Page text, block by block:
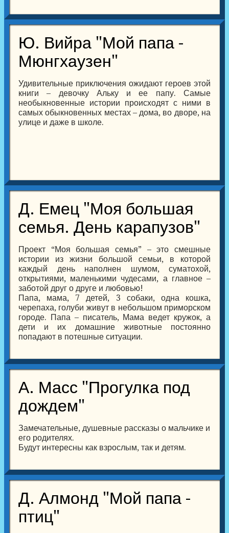
Ю. Вийра "Мой папа -
Мюнгхаузен"
Удивительные приключения ожидают героев этой
книги – девочку Альку и ее папу. Самые
необыкновенные истории происходят с ними в
самых обыкновенных местах – дома, во дворе, на
улице и даже в школе.
Д. Емец "Моя большая
семья. День карапузов"
Проект “Моя большая семья” – это смешные
истории из жизни большой семьи, в которой
каждый день наполнен шумом, суматохой,
открытиями, маленькими чудесами, а главное –
заботой друг о друге и любовью!
Папа, мама, 7 детей, 3 собаки, одна кошка,
черепаха, голуби живут в небольшом приморском
городе. Папа – писатель, Мама ведет кружок, а
дети и их домашние животные постоянно
попадают в потешные ситуации.
А. Масс "Прогулка под
дождем"
Замечательные, душевные рассказы о мальчике и
его родителях.
Будут интересны как взрослым, так и детям.
Д. Алмонд "Мой папа -
птиц"